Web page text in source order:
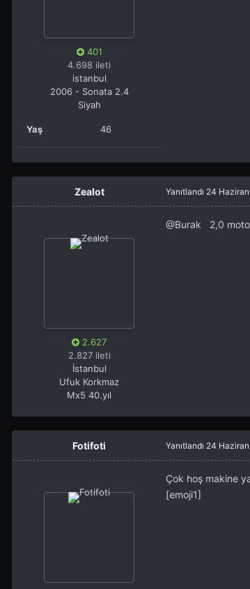
401
4.698 ileti
istanbul
2006 - Sonata 2.4
Siyah
Yaş 46
Zealot
2.627
2.827 ileti
İstanbul
Ufuk Korkmaz
Mx5 40.yıl
Yanıtlandı 24
@Burak 2,0
Fotifoti Yanıtlandı 24
Çok hoş makine
[emoji1]